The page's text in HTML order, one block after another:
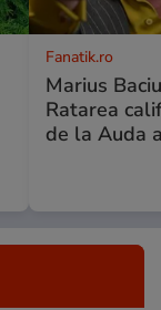
Fanatik.ro
Marius
Ratarea
de la Auda